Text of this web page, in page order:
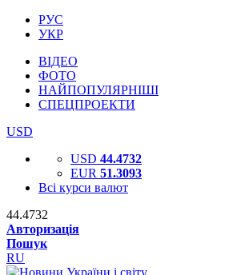
РУС
УКР
ВІДЕО
ФОТО
НАЙПОПУЛЯРНІШІ
СПЕЦПРОЕКТИ
USD
USD 44.4732
EUR 51.3093
Всі курси валют
44.4732
Авторизація
Пошук
RU